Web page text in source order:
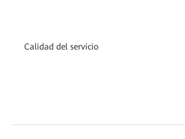
Calidad del servicio